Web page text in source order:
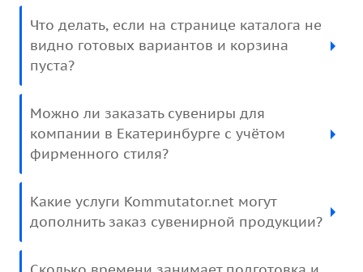
Что делать, если на странице каталога не
видно готовых вариантов и корзина
пуста?
Можно ли заказать сувениры для
компании в Екатеринбурге с учётом
фирменного стиля?
Какие услуги Kommutator.net могут
дополнить заказ сувенирной продукции?